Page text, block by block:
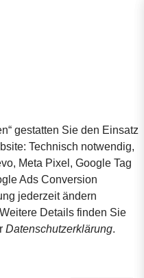
gestatten Sie den Einsatz
Technisch notwendig,
Meta Pixel, Google Tag
Ads Conversion
jederzeit ändern
Details finden Sie
Datenschutzerklärung.